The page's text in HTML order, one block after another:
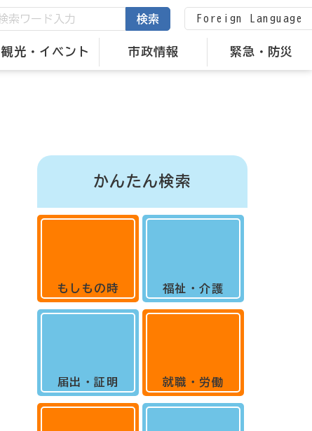
観光・イベント 市政情報 緊急・防災
検索 Foreign Language
かんたん検索
もしもの時
届出・証明
福祉・介護
就職・労働